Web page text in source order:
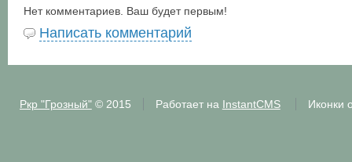
Нет комментариев. Ваш будет первым!
Написать комментарий
Ркр "Грозный"© 2015 Работает на InstantCMS Иконки